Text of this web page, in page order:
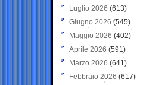
Luglio 2026 (613)
Giugno 2026 (545)
Maggio 2026 (402)
Aprile 2026 (591)
Marzo 2026 (641)
Febbraio 2026 (617)